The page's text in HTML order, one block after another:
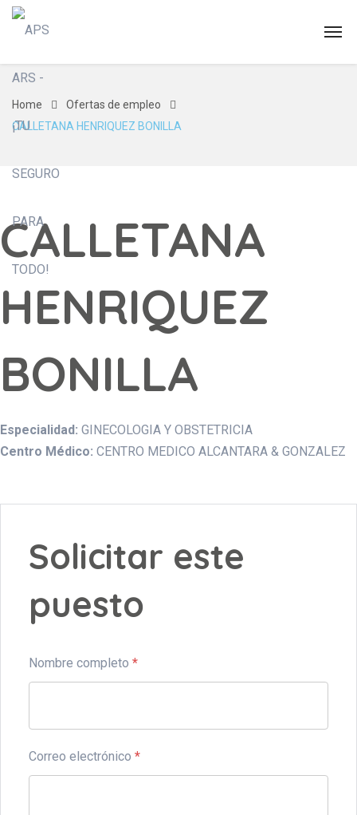
Home
Ofertas de empleo
CALLETANA HENRIQUEZ BONILLA
CALLETANA
HENRIQUEZ
BONILLA
Especialidad: GINECOLOGIA Y OBSTETRICIA
Centro Médico: CENTRO MEDICO ALCANTARA & GONZALEZ
Solicitar este
puesto
Nombre completo *
Correo electrónico *